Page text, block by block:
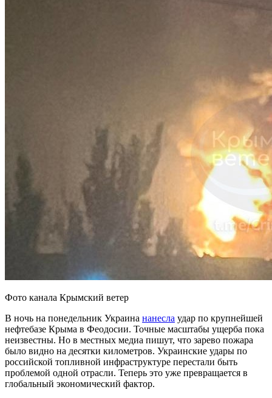
Фото канала Крымский ветер
В ночь на понедельник Украина нанесла удар по крупнейшей
нефтебазе Крыма в Феодосии. Точные масштабы ущерба пока
неизвестны. Но в местных медиа пишут, что зарево пожара
было видно на десятки километров. Украинские удары по
российской топливной инфраструктуре перестали быть
проблемой одной отрасли. Теперь это уже превращается в
глобальный экономический фактор.